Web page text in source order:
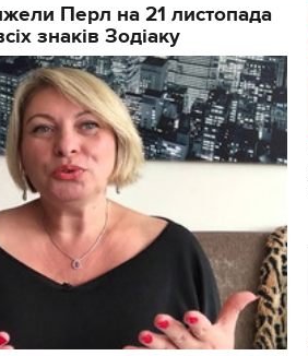
Перл на 21 листопада
знаків Зодіаку